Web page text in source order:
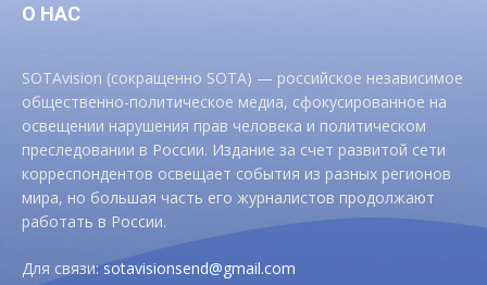
О НАС
SOTAvision (сокращенно SOTA) — российское независимое
общественно-политическое медиа, сфокусированное на
освещении нарушения прав человека и политическом
преследовании в России. Издание за счет развитой сети
корреспондентов освещает события из разных регионов
мира, но большая часть его журналистов продолжают
работать в России.
Для связи:sotavisionsend@gmail.com